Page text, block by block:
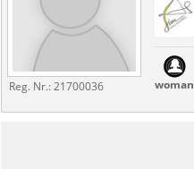
Reg. Nr.:21700036 woman